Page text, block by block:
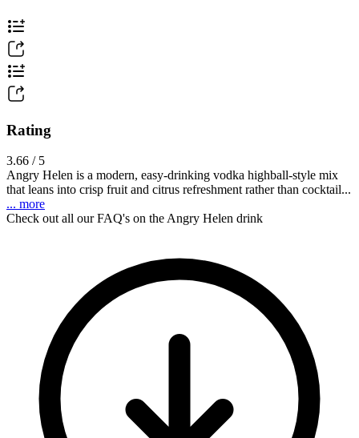
Rating
3.66 / 5
Angry Helen is a modern, easy-drinking vodka highball-style mix
that leans into crisp fruit and citrus refreshment rather than cocktail...
... more
Check out all our FAQ's on the Angry Helen drink